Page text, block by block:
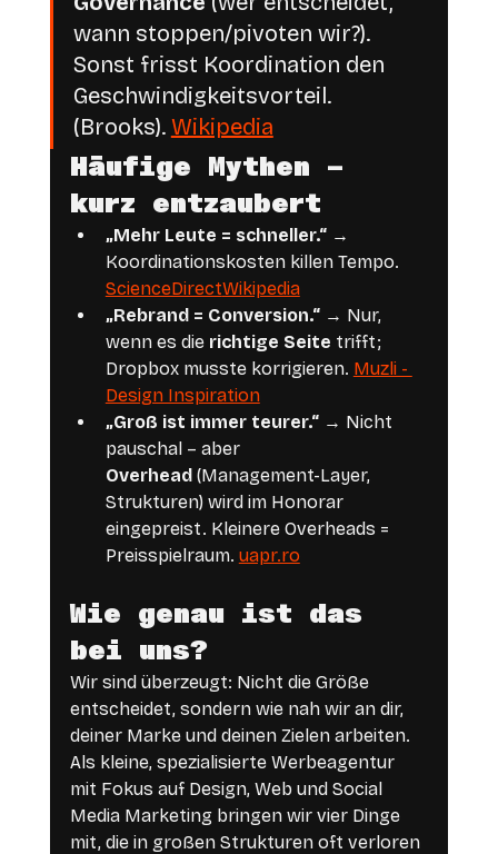
wann stoppen/pivoten wir?).
Sonst frisst Koordination den
Geschwindigkeitsvorteil.
(Brooks). Wikipedia
Häufige Mythen –
kurz entzaubert
„Mehr Leute = schneller.“ →
Koordinationskosten killen Tempo.
ScienceDirectWikipedia
„Rebrand = Conversion.“ → Nur,
wenn es die richtige Seite trifft;
Dropbox musste korrigieren. Muzli -
Design Inspiration
„Groß ist immer teurer.“ → Nicht
pauschal – aber
Overhead (Management-Layer,
Strukturen) wird im Honorar
eingepreist. Kleinere Overheads =
Preisspielraum. uapr.ro
Wie genau ist das
bei uns?
Wir sind überzeugt: Nicht die Größe
entscheidet, sondern wie nah wir an dir,
deiner Marke und deinen Zielen arbeiten.
Als kleine, spezialisierte Werbeagentur
mit Fokus auf Design, Web und Social
Media Marketing bringen wir vier Dinge
mit, die in großen Strukturen oft verloren